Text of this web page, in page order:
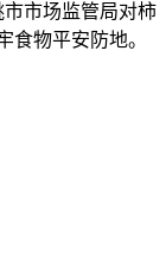
市场监管局对柿
食物平安防地。